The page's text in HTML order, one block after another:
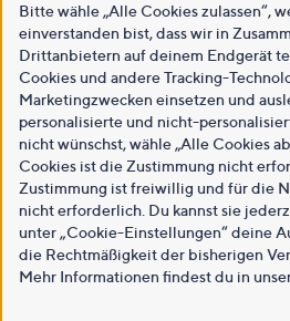
Bitte wähle „Alle Cookies zulassen“,
einverstanden bist, dass wir in
Drittanbietern auf deinem Endgerät
Cookies und andere Tracking-
Marketingzwecken einsetzen und
personalisierte und nicht-
nicht wünschst, wähle „Alle Cookies
Cookies ist die Zustimmung nicht
Zustimmung ist freiwillig und für die
nicht erforderlich. Du kannst sie
unter „Cookie-Einstellungen“ deine
die Rechtmäßigkeit der bisherigen
Mehr Informationen findest du in